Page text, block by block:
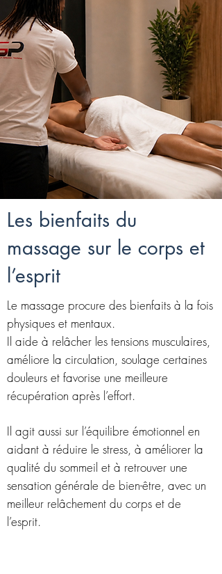
Les bienfaits du
massage sur le corps et
l’esprit
Le massage procure des bienfaits à la fois
physiques et mentaux.
Il aide à relâcher les tensions musculaires,
améliore la circulation, soulage certaines
douleurs et favorise une meilleure
récupération après l’effort.
Il agit aussi sur l’équilibre émotionnel en
aidant à réduire le stress, à améliorer la
qualité du sommeil et à retrouver une
sensation générale de bien-être, avec un
meilleur relâchement du corps et de
l’esprit.